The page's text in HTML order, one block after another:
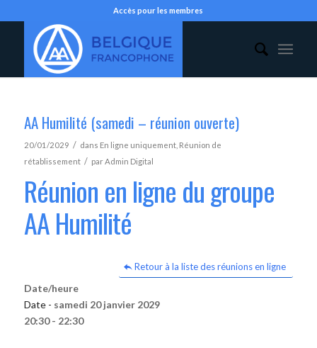
Accès pour les membres
AA Humilité (samedi – réunion ouverte)
20/01/2029 / dans En ligne uniquement, Réunion de
rétablissement / parAdmin Digital
Réunion en ligne du groupe
AA Humilité
Retour à la liste des réunions en ligne
Date/heure
Date - samedi 20 janvier 2029
20:30 - 22:30